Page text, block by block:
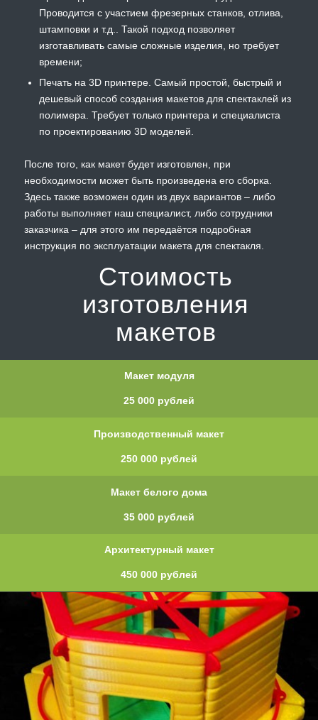
Проводится с участием фрезерных станков, отлива,
штамповки и т.д.. Такой подход позволяет
изготавливать самые сложные изделия, но требует
времени;
Печать на 3D принтере. Самый простой, быстрый и
дешевый способ создания макетов для спектаклей из
полимера. Требует только принтера и специалиста
по проектированию 3D моделей.
После того, как макет будет изготовлен, при
необходимости может быть произведена его сборка.
Здесь также возможен один из двух вариантов – либо
работы выполняет наш специалист, либо сотрудники
заказчика – для этого им передаётся подробная
инструкция по эксплуатации макета для спектакля.
Стоимость
изготовления
макетов
Макет модуля
25 000 рублей
Производственный макет
250 000 рублей
Макет белого дома
35 000 рублей
Архитектурный макет
450 000 рублей